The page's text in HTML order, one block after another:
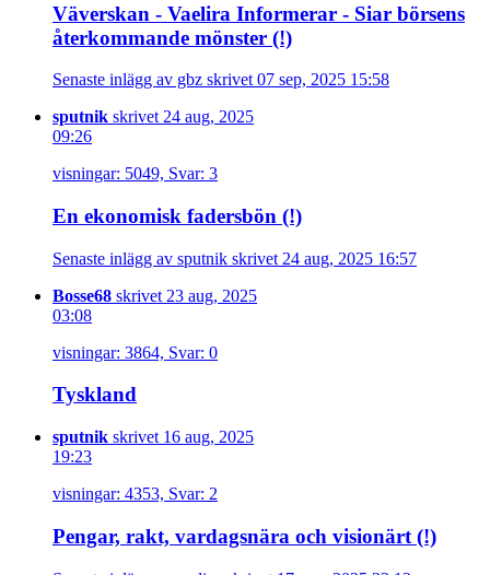
Väverskan - Vaelira Informerar - Siar börsens
återkommande mönster (!)
Senaste inlägg av gbz skrivet 07 sep, 2025 15:58
sputnik skrivet 24 aug, 2025
09:26
visningar: 5049, Svar: 3
En ekonomisk fadersbön (!)
Senaste inlägg av sputnik skrivet 24 aug, 2025 16:57
Bosse68 skrivet 23 aug, 2025
03:08
visningar: 3864, Svar: 0
Tyskland
sputnik skrivet 16 aug, 2025
19:23
visningar: 4353, Svar: 2
Pengar, rakt, vardagsnära och visionärt (!)